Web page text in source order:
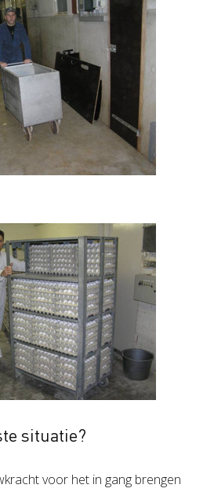
situatie?
voor het in gang brengen